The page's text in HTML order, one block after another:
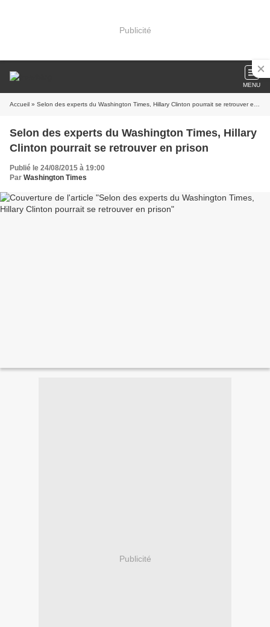
Publicité
MENU
Accueil » Selon des experts du Washington Times, Hillary Clinton pourrait se retrouver en prison
Selon des experts du Washington Times, Hillary
Clinton pourrait se retrouver en prison
Publié le 24/08/2015 à 19:00
Par Washington Times
Publicité